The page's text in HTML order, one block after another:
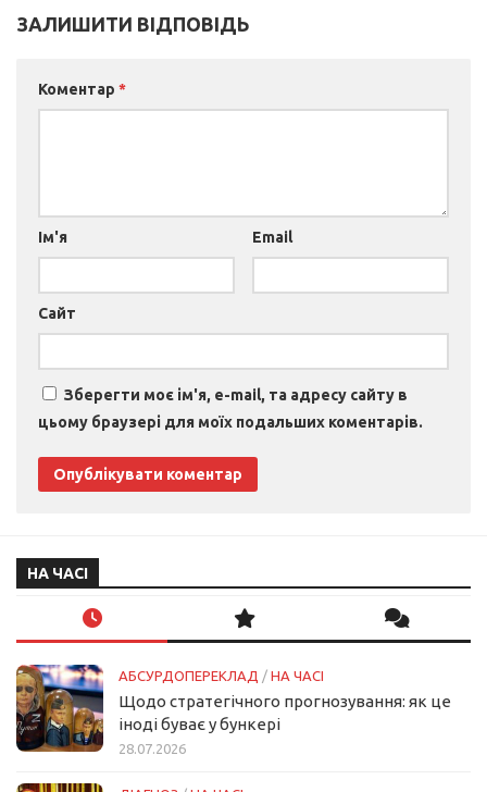
ЗАЛИШИТИ ВІДПОВІДЬ
Коментар *
Ім'я Email
Сайт
Зберегти моє ім'я, e-mail, та адресу сайту в
цьому браузері для моїх подальших коментарів.
НА ЧАСІ
АБСУРДОПЕРЕКЛАД / НА ЧАСІ
Щодо стратегічного прогнозування: як це
іноді буває у бункері
28.07.2026